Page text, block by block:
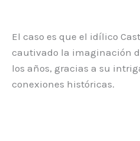
El caso es que el idílico
cautivado la imaginación
los años, gracias a su
conexiones históricas.